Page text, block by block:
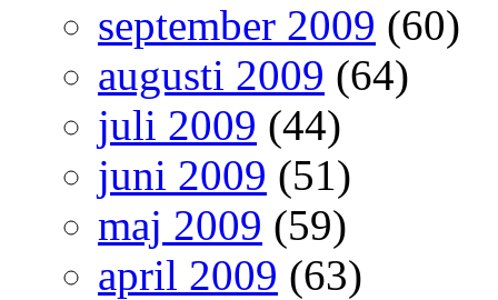
september 2009 (60)
augusti 2009 (64)
juli 2009 (44)
juni 2009 (51)
maj 2009 (59)
april 2009 (63)